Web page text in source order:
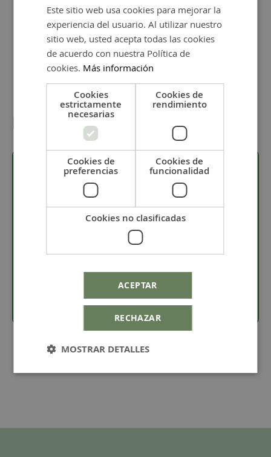
Personalizar y añadir al carrito
Detalles
Descripción
· Colgante hélice de zamak bañado en 5 micras de
Este sitio web usa cookies para mejorar la
experiencia del usuario. Al utilizar nuestro
sitio web, usted acepta todas las cookies
de acuerdo con nuestra Política de
cookies. Más información
Cookies
estrictamente
necesarias
Cookies de
rendimiento
Cookies de
preferencias
Cookies de
funcionalidad
Cookies no clasificadas
ACEPTAR
RECHAZAR
MOSTRAR DETALLES